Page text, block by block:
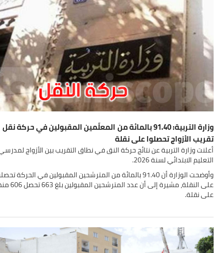
وزارة التربية: 91.40 بالمائة من المعلّمين المقبولين في حركة نقل
تقريب الأزواج تحصلوا على نقلة
أعلنت وزارة التربية عن نتائج حركة النق في نطاق التقريب بين الأزواج
التعليم الابتدائي لسنة 2026.
وأوضحت الوزارة أن 91.40 بالمائة من المترشحين المقبولين في الحركة
على النقلة، مشيرة إلى أن
على نقلة.